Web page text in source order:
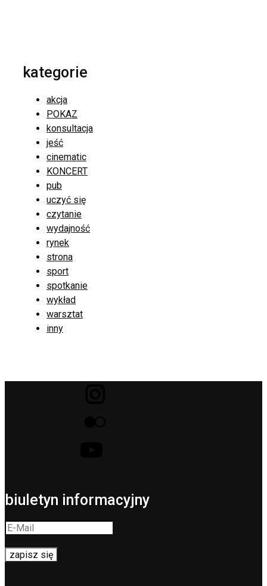
kategorie
akcja
POKAZ
konsultacja
jeść
cinematic
KONCERT
pub
uczyć się
czytanie
wydajność
rynek
strona
sport
spotkanie
wykład
warsztat
inny
biuletyn informacyjny